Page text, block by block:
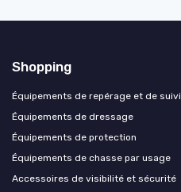
Shopping
Équipements de repérage et de suivi
Équipements de dressage
Équipements de protection
Équipements de chasse par usage
Accessoires de visibilité et sécurité